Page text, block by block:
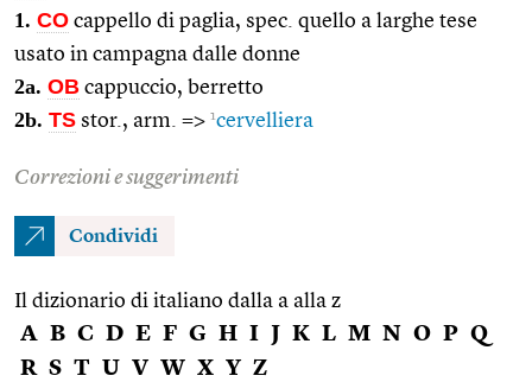
1. CO cappello di paglia, spec. quello a larghe tese
usato in campagna dalle donne
2a. OB cappuccio, berretto
2b. TS stor., arm. => 1cervelliera
Correzioni e suggerimenti
Condividi
Il dizionario di italiano dalla a alla z
A B C D E F G H I J K L M N O P Q
R S T U V W X Y Z